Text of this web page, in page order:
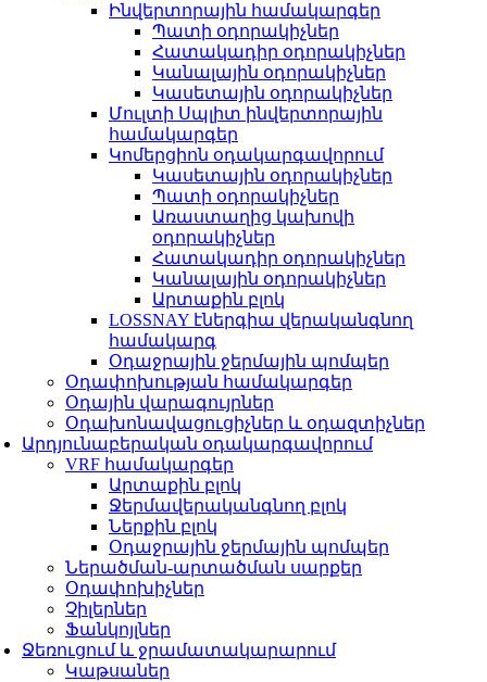
Ինվերտորային համակարգեր
Պատի օդորակիչներ
Հատակադիր օդորակիչներ
Կանալային օդորակիչներ
Կասետային օդորակիչներ
Մուլտի Սպլիտ ինվերտորային
համակարգեր
Կոմերցիոն օդակարգավորում
Կասետային օդորակիչներ
Պատի օդորակիչներ
Առաստաղից կախովի
օդորակիչներ
Հատակադիր օդորակիչներ
Կանալային օդորակիչներ
Արտաքին բլոկ
LOSSNAY էներգիա վերականգնող
համակարգ
Օդաջրային ջերմային պոմպեր
Օդափոխության համակարգեր
Օդային վարագույրներ
Օդախոնավացուցիչներ և օդազտիչներ
Արդյունաբերական օդակարգավորում
VRF համակարգեր
Արտաքին բլոկ
Ջերմավերականգնող բլոկ
Ներքին բլոկ
Օդաջրային ջերմային պոմպեր
Ներածման-արտածման սարքեր
Օդափոխիչներ
Չիլերներ
Ֆանկոյլներ
Ջեռուցում և ջրամատակարարում
Կաթսաներ